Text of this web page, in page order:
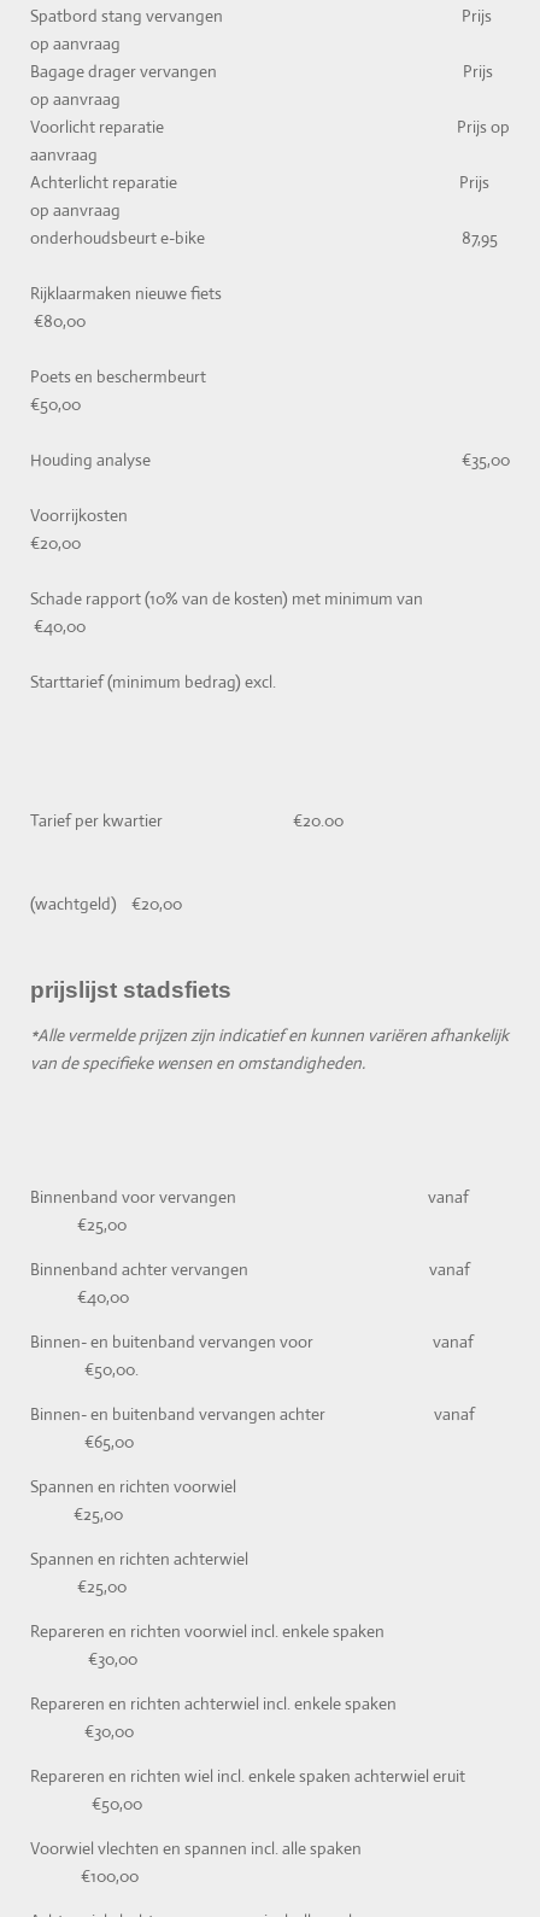
Spatbord stang vervangen Prijs
op aanvraag
Bagage drager vervangen Prijs
op aanvraag
Voorlicht reparatie Prijs op
aanvraag
Achterlicht reparatie Prijs
op aanvraag
onderhoudsbeurt e-bike 87,95
Rijklaarmaken nieuwe fiets
€80,00
Poets en beschermbeurt
€50,00
Houding analyse €35,00
Voorrijkosten
€20,00
Schade rapport (10% van de kosten) met minimum van
€40,00
Starttarief (minimum bedrag) excl.
Tarief per kwartier €20.00
(wachtgeld) €20,00
prijslijst stadsfiets
*Alle vermelde prijzen zijn indicatief en kunnen variëren afhankelijk
van de specifieke wensen en omstandigheden.
Binnenband voor vervangen vanaf
€25,00
Binnenband achter vervangen vanaf
€40,00
Binnen- en buitenband vervangen voor vanaf
€50,00.
Binnen- en buitenband vervangen achter vanaf
€65,00
Spannen en richten voorwiel
€25,00
Spannen en richten achterwiel
€25,00
Repareren en richten voorwiel incl. enkele spaken
€30,00
Repareren en richten achterwiel incl. enkele spaken
€30,00
Repareren en richten wiel incl. enkele spaken achterwiel eruit
€50,00
Voorwiel vlechten en spannen incl. alle spaken
€100,00